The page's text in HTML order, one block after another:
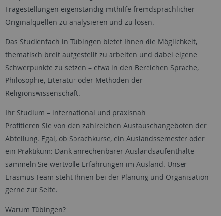
Fragestellungen eigenständig mithilfe fremdsprachlicher
Originalquellen zu analysieren und zu lösen.
Das Studienfach in Tübingen bietet Ihnen die Möglichkeit,
thematisch breit aufgestellt zu arbeiten und dabei eigene
Schwerpunkte zu setzen – etwa in den Bereichen Sprache,
Philosophie, Literatur oder Methoden der
Religionswissenschaft.
Ihr Studium – international und praxisnah
Profitieren Sie von den zahlreichen Austauschangeboten der
Abteilung. Egal, ob Sprachkurse, ein Auslandssemester oder
ein Praktikum: Dank anrechenbarer Auslandsaufenthalte
sammeln Sie wertvolle Erfahrungen im Ausland. Unser
Erasmus-Team steht Ihnen bei der Planung und Organisation
gerne zur Seite.
Warum Tübingen?